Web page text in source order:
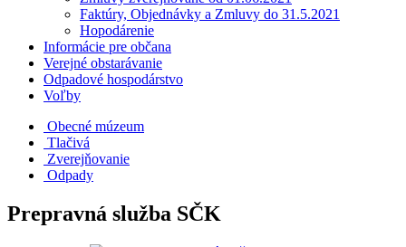
Faktúry, Objednávky a Zmluvy do 31.5.2021
Hopodárenie
Informácie pre občana
Verejné obstarávanie
Odpadové hospodárstvo
Voľby
Obecné múzeum
Tlačivá
Zverejňovanie
Odpady
Prepravná služba SČK